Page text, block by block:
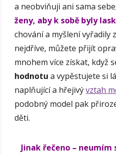
a neobviňuji ani sama
ženy, aby k sobě byly
chování a myšlení vyřadily
nejdříve, můžete přijít
mnohem více získat, když
hodnotu a vypěstujete si
naplňující a hřejivývztah
podobný model pak
děti.
Jinak řečeno –